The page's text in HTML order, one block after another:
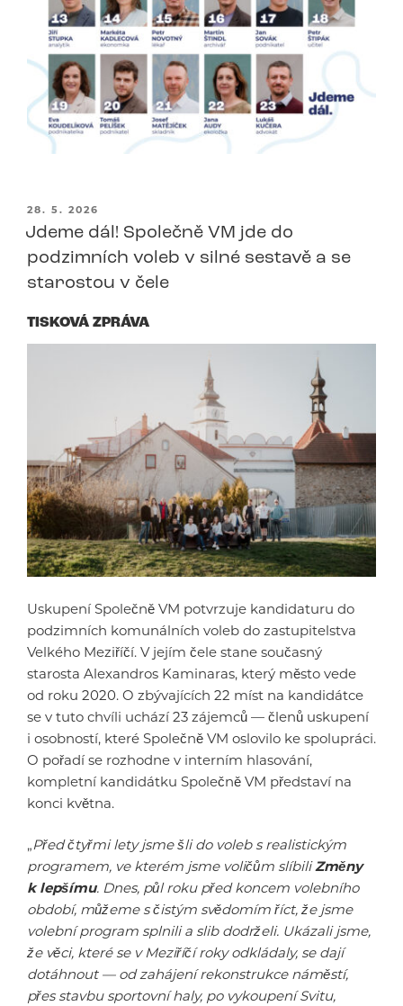
PUBLIKOVÁNO
28. 5. 2026
Jdeme dál! Společně VM jde do
podzimních voleb v silné sestavě a se
starostou v čele
TISKOVÁ ZPRÁVA
Uskupení Společně VM potvrzuje kandidaturu do
podzimních komunálních voleb do zastupitelstva
Velkého Meziříčí. V jejím čele stane současný
starosta Alexandros Kaminaras, který město vede
od roku 2020. O zbývajících 22 míst na kandidátce
se v tuto chvíli uchází 23 zájemců — členů uskupení
i osobností, které Společně VM oslovilo ke spolupráci.
O pořadí se rozhodne v interním hlasování,
kompletní kandidátku Společně VM představí na
konci května.
„Před čtyřmi lety jsme šli do voleb s realistickým
programem, ve kterém jsme voličům slíbiliZměny
k lepšímu. Dnes, půl roku před koncem volebního
období, můžeme s čistým svědomím říct, že jsme
volební program splnili a slib dodrželi. Ukázali jsme,
že věci, které se v Meziříčí roky odkládaly, se dají
dotáhnout — od zahájení rekonstrukce náměstí,
přes stavbu sportovní haly, po vykoupení Svitu,